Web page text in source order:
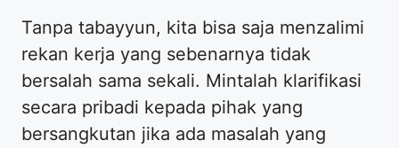
Tanpa tabayyun, kita bisa saja menzalimi
rekan kerja yang sebenarnya tidak
bersalah sama sekali. Mintalah klarifikasi
secara pribadi kepada pihak yang
bersangkutan jika ada masalah yang